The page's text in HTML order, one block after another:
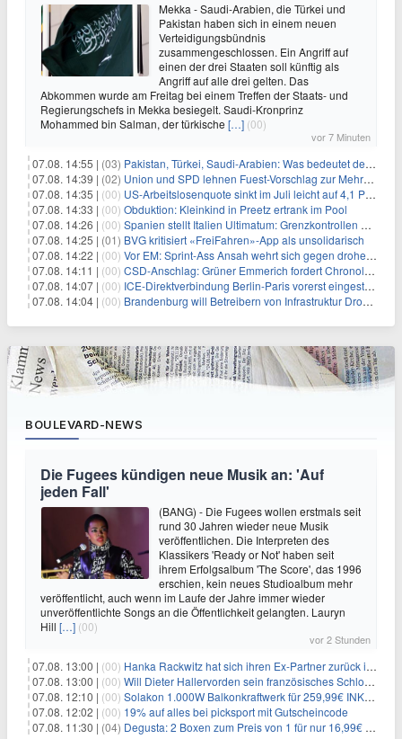
Mekka - Saudi-Arabien, die Türkei und
Pakistan haben sich in einem neuen
Verteidigungsbündnis
zusammengeschlossen. Ein Angriff auf
einen der drei Staaten soll künftig als
Angriff auf alle drei gelten. Das
Abkommen wurde am Freitag bei einem Treffen der Staats- und
Regierungschefs in Mekka besiegelt. Saudi-Kronprinz
Mohammed bin Salman, der türkische […] (00)
vor 7 Minuten
07.08. 14:55 | (03) Pakistan, Türkei, Saudi-Arabien: Was bedeutet der neue Pakt?
07.08. 14:39 | (02) Union und SPD lehnen Fuest-Vorschlag zur Mehrwertsteuer ab
07.08. 14:35 | (00) US-Arbeitslosenquote sinkt im Juli leicht auf 4,1 Prozent
07.08. 14:33 | (00) Obduktion: Kleinkind in Preetz ertrank im Pool
07.08. 14:26 | (00) Spanien stellt Italien Ultimatum: Grenzkontrollen beenden
07.08. 14:25 | (01) BVG kritisiert «FreiFahren»-App als unsolidarisch
07.08. 14:22 | (00) Vor EM: Sprint-Ass Ansah wehrt sich gegen drohende Sperre
07.08. 14:11 | (00) CSD-Anschlag: Grüner Emmerich fordert Chronologie von Dobrindt
07.08. 14:07 | (00) ICE-Direktverbindung Berlin-Paris vorerst eingestellt
07.08. 14:04 | (00) Brandenburg will Betreibern von Infrastruktur Drohnenabwehr erlauben
BOULEVARD-NEWS
Die Fugees kündigen neue Musik an: 'Auf
jeden Fall'
(BANG) - Die Fugees wollen erstmals seit
rund 30 Jahren wieder neue Musik
veröffentlichen. Die Interpreten des
Klassikers 'Ready or Not' haben seit
ihrem Erfolgsalbum 'The Score', das 1996
erschien, kein neues Studioalbum mehr
veröffentlicht, auch wenn im Laufe der Jahre immer wieder
unveröffentlichte Songs an die Öffentlichkeit gelangten. Lauryn
Hill […] (00)
vor 2 Stunden
07.08. 13:00 | (00) Hanka Rackwitz hat sich ihren Ex-Partner zurück ins Haus geholt
07.08. 13:00 | (00) Will Dieter Hallervorden sein französisches Schloss verkaufen?
07.08. 12:10 | (00) Solakon 1.000W Balkonkraftwerk für 259,99€ INKL. VERSAND! 800W Wechselrichter, bifazial
07.08. 12:02 | (00) 19% auf alles bei picksport mit Gutscheincode
07.08. 11:30 | (04) Degusta: 2 Boxen zum Preis von 1 für nur 16,99€ inkl. Versand